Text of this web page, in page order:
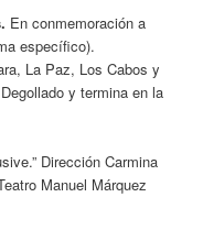
En conmemoración a
específico).
La Paz, Los Cabos y
y termina en la
Dirección Carmina
Manuel Márquez